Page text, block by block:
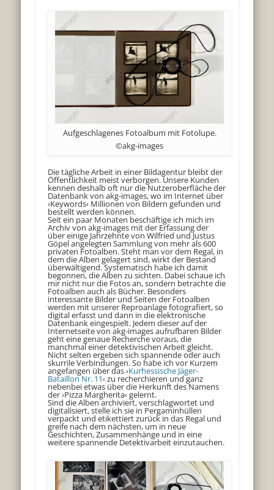
Aufgeschlagenes Fotoalbum mit Fotolupe.
©akg-images
Die tägliche Arbeit in einer Bildagentur bleibt der
Öffentlichkeit meist verborgen. Unsere Kunden
kennen deshalb oft nur die Nutzeroberfläche der
Datenbank von akg-images, wo im Internet über
›Keywords‹ Millionen von Bildern gefunden und
bestellt werden können.
Seit ein paar Monaten beschäftige ich mich im
Archiv von akg-images mit der Erfassung der
über einige Jahrzehnte von Wilfried und Justus
Göpel angelegten Sammlung von mehr als 600
privaten Fotoalben. Steht man vor dem Regal, in
dem die Alben gelagert sind, wirkt der Bestand
überwältigend. Systematisch habe ich damit
begonnen, die Alben zu sichten. Dabei schaue ich
mir nicht nur die Fotos an, sondern betrachte die
Fotoalben auch als Bücher. Besonders
interessante Bilder und Seiten der Fotoalben
werden mit unserer Reproanlage fotografiert, so
digital erfasst und dann in die elektronische
Datenbank eingespielt. Jedem dieser auf der
Internetseite von akg-images aufrufbaren Bilder
geht eine genaue Recherche voraus, die
manchmal einer detektivischen Arbeit gleicht.
Nicht selten ergeben sich spannende oder auch
skurrile Verbindungen. So habe ich vor Kurzem
angefangen über das ›Kurhessische Jäger-
Bataillon Nr. 11‹ zu recherchieren und ganz
nebenbei etwas über die Herkunft des Namens
der ›Pizza Margherita‹ gelernt.
Sind die Alben archiviert, verschlagwortet und
digitalisiert, stelle ich sie in Pergaminhüllen
verpackt und etikettiert zurück in das Regal und
greife nach dem nächsten, um in neue
Geschichten, Zusammenhänge und in eine
weitere spannende Detektivarbeit einzutauchen.